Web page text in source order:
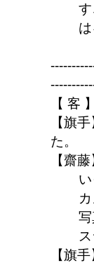
【 客
【旗
た。
【齋
【旗